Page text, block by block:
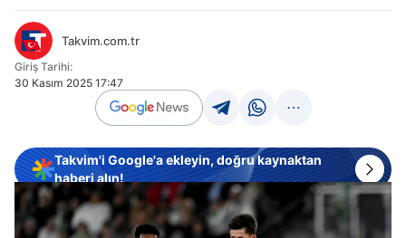
Takvim.com.tr
Giriş Tarihi:
30 Kasım 2025 17:47
Takvim'i Google'a ekleyin, doğru kaynaktan
haberi alın!